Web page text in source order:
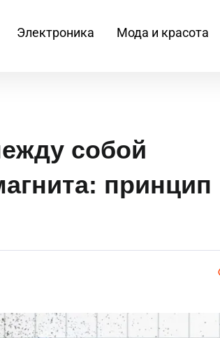
Электроника Мода и красота
собой
принцип